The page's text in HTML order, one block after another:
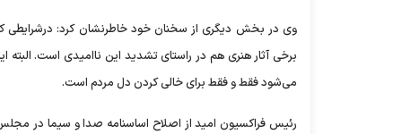
وی در بخش دیگری از سخنان خود خاطرنشان کرد: درشرایطی
برخی آثار هنری هم در راستای تشدید این ناامیدی است.
می‌شود فقط و فقط برای خالی کردن دل مردم است.
رئیس فراکسیون امید از اصلاح اساسنامه صدا و سیما در